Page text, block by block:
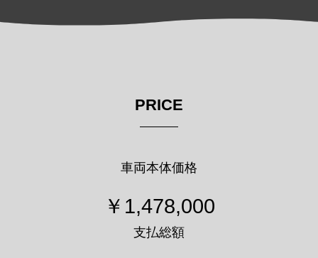
PRICE
車両本体価格
￥1,478,000
支払総額